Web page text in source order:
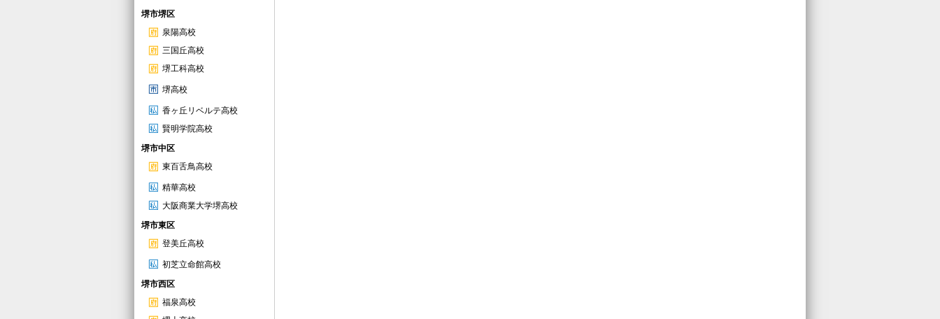
堺市堺区
泉陽高校
三国丘高校
堺工科高校
堺高校
香ヶ丘リベルテ高校
賢明学院高校
堺市中区
東百舌鳥高校
精華高校
大阪商業大学堺高校
堺市東区
登美丘高校
初芝立命館高校
堺市西区
福泉高校